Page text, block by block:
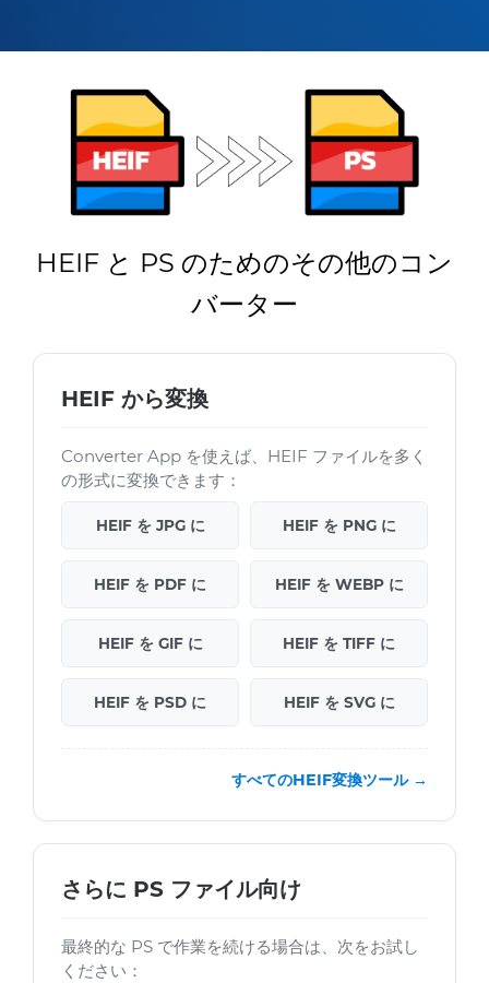
HEIF と PS のためのその他のコン
バーター
HEIF から変換
Converter App を使えば、HEIF ファイルを多く
の形式に変換できます：
HEIF を JPG に HEIF を PNG に
HEIF を PDF に HEIF を WEBP に
HEIF を GIF に HEIF を TIFF に
HEIF を PSD に HEIF を SVG に
すべてのHEIF変換ツール →
さらに PS ファイル向け
最終的な PS で作業を続ける場合は、次をお試し
ください：